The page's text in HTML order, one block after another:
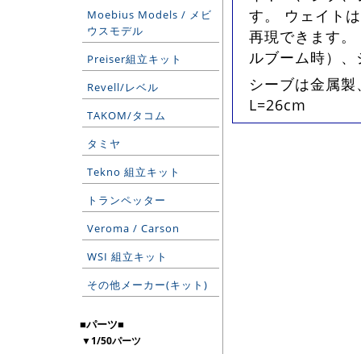
Moebius Models / メビ
ウスモデル
Preiser組立キット
Revell/レベル
TAKOM/タコム
タミヤ
Tekno 組立キット
トランペッター
Veroma / Carson
WSI 組立キット
その他メーカー(キット)
■パーツ■
▼1/50パーツ
す。 ウェイト
再現できます
ルブーム時）
シーブは金属
L=26cm